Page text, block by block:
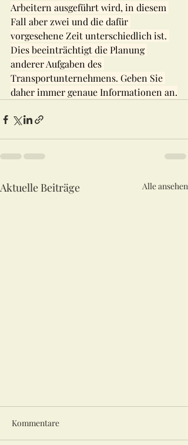
Arbeitern ausgeführt wird, in diesem
Fall aber zwei und die dafür
vorgesehene Zeit unterschiedlich ist.
Dies beeinträchtigt die Planung
anderer Aufgaben des
Transportunternehmens. Geben Sie
daher immer genaue Informationen an.
Aktuelle Beiträge Alle ansehen
Kommentare